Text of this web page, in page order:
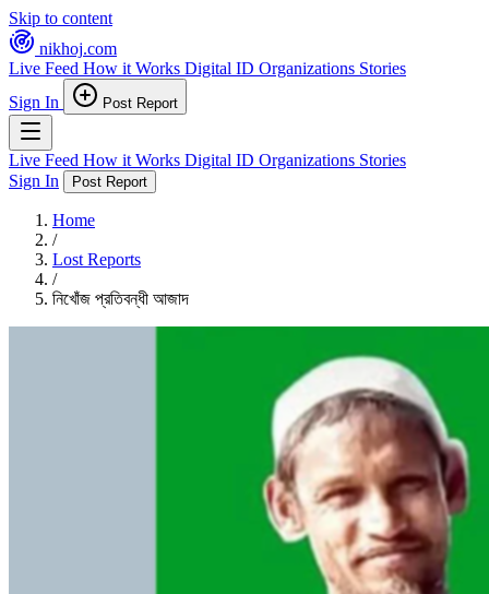
Skip to content
nikhoj.com
Live Feed How it Works Digital ID Organizations Stories
Sign In
Post Report
Live Feed How it Works Digital ID Organizations Stories
Sign In
Post Report
Home
/
Lost Reports
/
নিখোঁজ প্রতিবন্ধী আজাদ